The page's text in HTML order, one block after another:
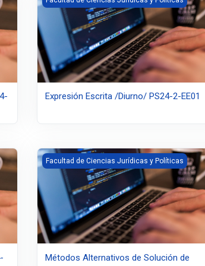
Expresión Escrita /Diurno/ PS24-2-EE01
PI101 Métodos Alternativos de Solución de
Facultad de Ciencias Jurídicas y Políticas
Métodos Alternativos de Solución de